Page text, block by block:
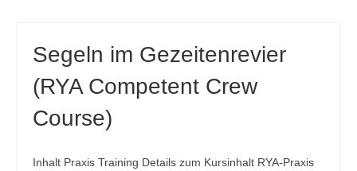
Segeln im Gezeitenrevier
(RYA Competent Crew
Course)
Inhalt Praxis Training Details zum Kursinhalt RYA-Praxis